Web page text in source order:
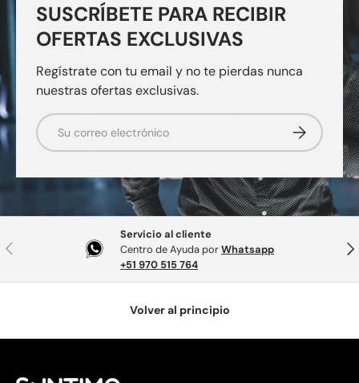
SUSCRÍBETE PARA RECIBIR
OFERTAS EXCLUSIVAS
Regístrate con tu email y no te pierdas nunca
nuestras ofertas exclusivas.
Correo electrónico Suscribirse
Anterior
Servicio al cliente
Centro de Ayuda porWhatsapp
+51 970 515 764
Volver al principio